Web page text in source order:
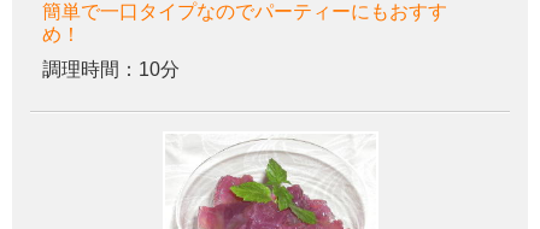
簡単で一口タイプなのでパーティーにもおすす
め！
調理時間：10分